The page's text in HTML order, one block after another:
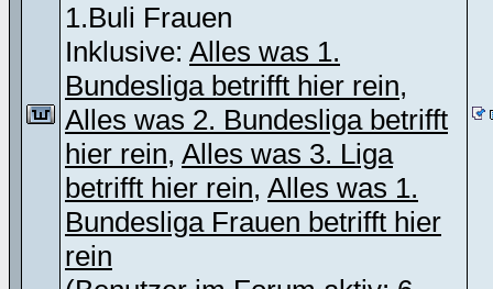
1.Buli Frauen
Inklusive: Alles was 1.
Bundesliga betrifft hier rein,
Alles was 2. Bundesliga betrifft
hier rein, Alles was 3. Liga
betrifft hier rein, Alles was 1.
Bundesliga Frauen betrifft hier
rein